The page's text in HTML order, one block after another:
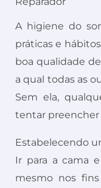
A higiene do
práticas e
boa qualidade
a qual todas as
Sem ela,
tentar preencher
Estabelecendo
Ir para a cama
mesmo nos